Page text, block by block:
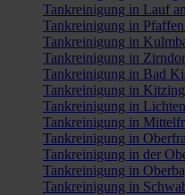
Tankreinigung in Lauf
Tankreinigung in
Tankreinigung in
Tankreinigung in
Tankreinigung in Bad
Tankreinigung in
Tankreinigung in
Tankreinigung in
Tankreinigung in
Tankreinigung in der
Tankreinigung in
Tankreinigung in